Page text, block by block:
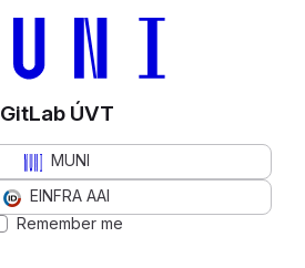
GitLab ÚVT
MUNI
EINFRA AAI
Remember me